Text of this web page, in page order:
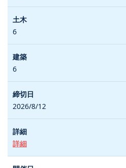
6
6
2026/8/12
詳細